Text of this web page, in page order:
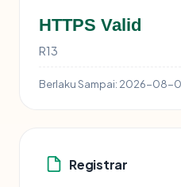
HTTPS Valid
R13
Berlaku Sampai: 2026-08-
Registrar